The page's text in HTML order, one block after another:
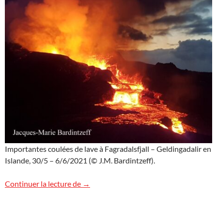
Importantes coulées de lave à Fagradalsfjall – Geldingadalir en
Islande, 30/5 – 6/6/2021 (© J.M. Bardintzeff).
Continuer la lecture de Cascade de lave, Islande
→